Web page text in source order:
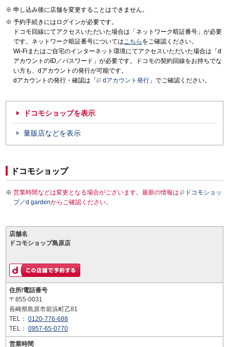
申し込み後に店舗を変更することはできません。
予約手続きにはログインが必要です。
ドコモ回線にてアクセスいただいた場合は「ネットワーク暗証番号」が必要
です。ネットワーク暗証番号についてはこちら をご確認ください。
Wi-Fiまたはご自宅のインターネット環境にてアクセスいただいた場合は「d
アカウントのID／パスワード」が必要です。ドコモの契約回線をお持ちでな
い方も、dアカウントの発行が可能です。
dアカウントの発行・確認は「
dアカウント発行 」でご確認ください。
ドコモショップを表示
量販店などを表示
ドコモショップ
営業時間などは変更となる場合がございます。最新の情報は
ドコモショッ
プ／d gardenからご確認ください。
店舗名
ドコモショップ島原店
住所/電話番号
〒855-0031
長崎県島原市前浜町乙81
TEL： 0120-776-688
TEL： 0957-65-0770
営業時間